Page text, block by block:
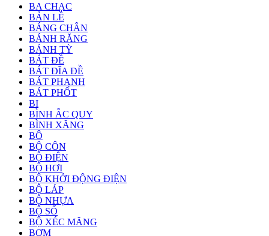
BA CHẠC
BẢN LỀ
BÁNG CHÂN
BÁNH RĂNG
BÁNH TỲ
BÁT ĐỀ
BÁT ĐĨA ĐỀ
BÁT PHANH
BÁT PHỐT
BI
BÌNH ẮC QUY
BÌNH XĂNG
BÔ
BỘ CÔN
BỘ ĐIỆN
BỘ HƠI
BỘ KHỞI ĐỘNG ĐIỆN
BỘ LÁP
BỘ NHỰA
BỘ SỐ
BỘ XÉC MĂNG
BƠM